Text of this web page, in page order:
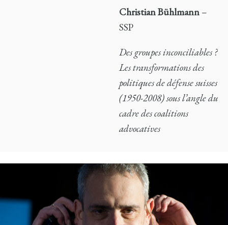
Christian Bühlmann –
SSP
Des groupes inconciliables ?
Les transformations des
politiques de défense suisses
(1950-2008) sous l’angle du
cadre des coalitions
advocatives